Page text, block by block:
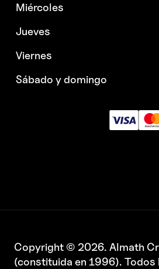
Miércoles
Jueves
Viernes
Sábado y domingo
Copyright © 2026. Almath
(constituida en 1996). Todos